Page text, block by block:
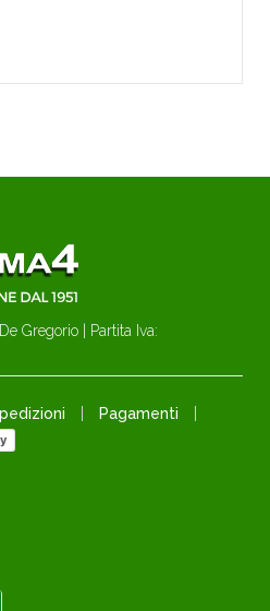
Gregorio | Partita Iva:
Pagamenti